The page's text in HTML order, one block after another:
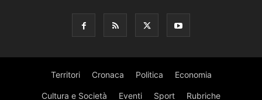
Territori Cronaca Politica Economia
Cultura e Società Eventi Sport Rubriche